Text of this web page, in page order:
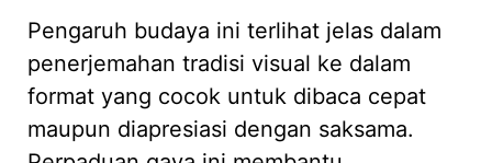
Pengaruh budaya ini terlihat jelas dalam
penerjemahan tradisi visual ke dalam
format yang cocok untuk dibaca cepat
maupun diapresiasi dengan saksama.